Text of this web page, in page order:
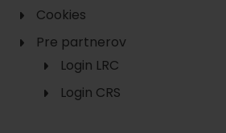
Cookies
Pre partnerov
Login LRC
Login CRS